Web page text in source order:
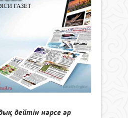
дейтін нәрсе әр